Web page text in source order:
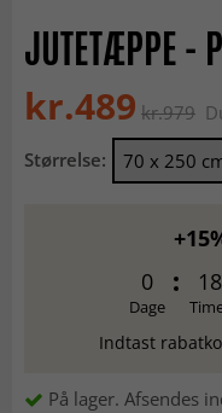
JUTETÆPPE -
kr.489 kr.979
Størrelse:
0
Dage
18
Indtast
På lager. Afsendes